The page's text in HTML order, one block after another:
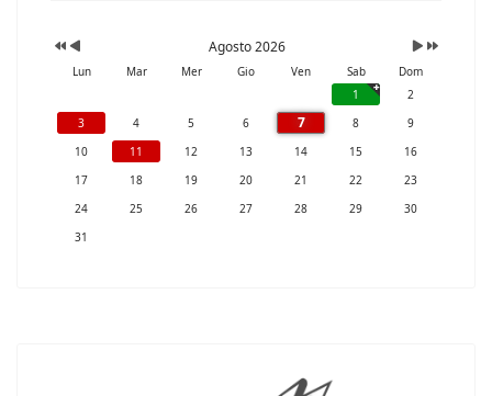
Agosto 2026
Lun Mar Mer Gio Ven Sab
Dom
1
2
3
4 5 6 7 8
9
10
11 12 13 14 15
16
17
18 19 20 21 22
23
24
25 26 27 28 29
30
31